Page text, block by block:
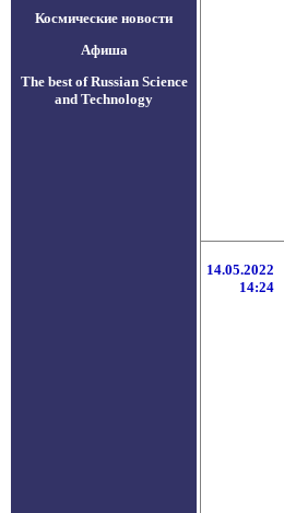
Космические новости
Афиша
The best of Russian Science
and Technology
14.05.2022
14:24